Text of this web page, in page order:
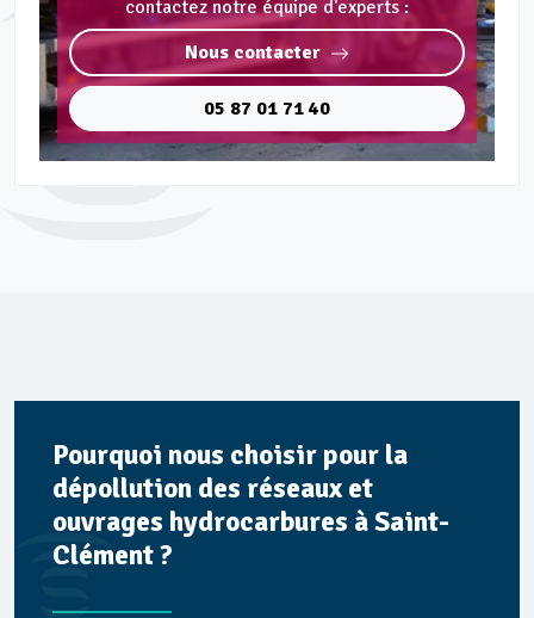
contactez notre équipe d'experts :
Nous contacter
05 87 01 71 40
Pourquoi nous choisir pour la
dépollution des réseaux et
ouvrages hydrocarbures à Saint-
Clément ?